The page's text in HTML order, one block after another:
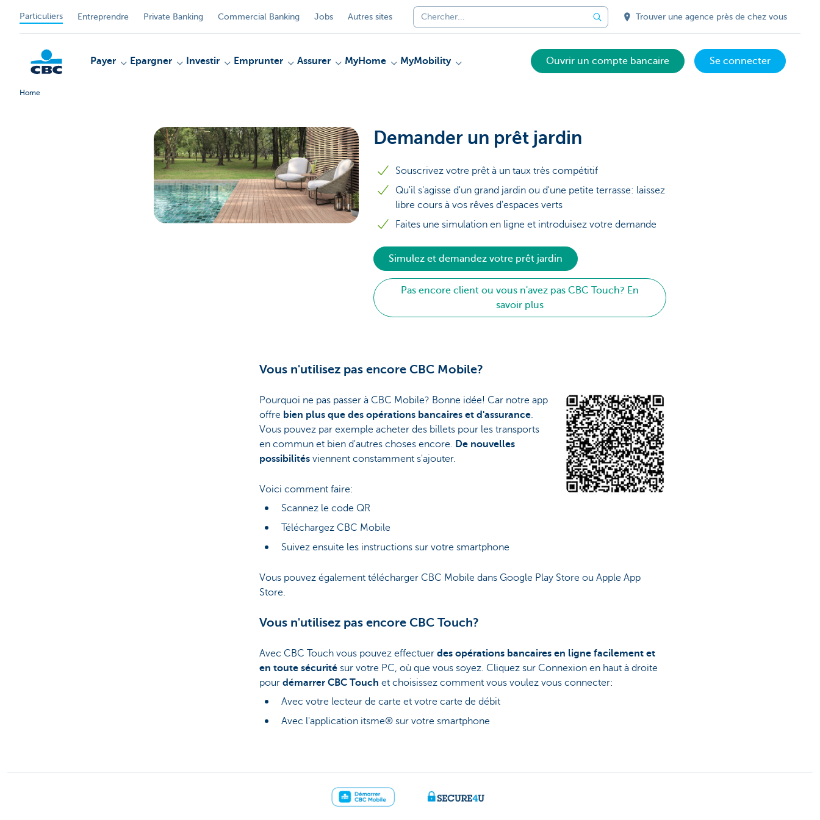
Particuliers Entreprendre Private Banking Commercial Banking Jobs Autres sites Trouver une agence près de chez vous
Payer Epargner Investir Emprunter Assurer MyHome MyMobility Ouvrir un compte bancaire Se connecter
Home
Demander un prêt jardin
Souscrivez votre prêt à un taux très compétitif
Qu'il s'agisse d'un grand jardin ou d'une petite terrasse: laissez
libre cours à vos rêves d'espaces verts
Faites une simulation en ligne et introduisez votre demande
Simulez et demandez votre prêt jardin
Pas encore client ou vous n'avez pas CBC Touch? En
savoir plus
Vous n'utilisez pas encore CBC Mobile?
Pourquoi ne pas passer à CBC Mobile? Bonne idée! Car notre app
offre bien plus que des opérations bancaires et d'assurance.
Vous pouvez par exemple acheter des billets pour les transports
en commun et bien d'autres choses encore. De nouvelles
possibilitésviennent constamment s'ajouter.
Voici comment faire:
Scannez le code QR
Téléchargez CBC Mobile
Suivez ensuite les instructions sur votre smartphone
Vous pouvez également télécharger CBC Mobile dans Google Play Store ou Apple App
Store.
Vous n'utilisez pas encore CBC Touch?
Avec CBC Touch vous pouvez effectuer des opérations bancaires en ligne facilement et
en toute sécurité sur votre PC, où que vous soyez. Cliquez sur Connexion en haut à droite
pour démarrer CBC Touch et choisissez comment vous voulez vous connecter:
Avec votre lecteur de carte et votre carte de débit
Avec l'application itsme® sur votre smartphone